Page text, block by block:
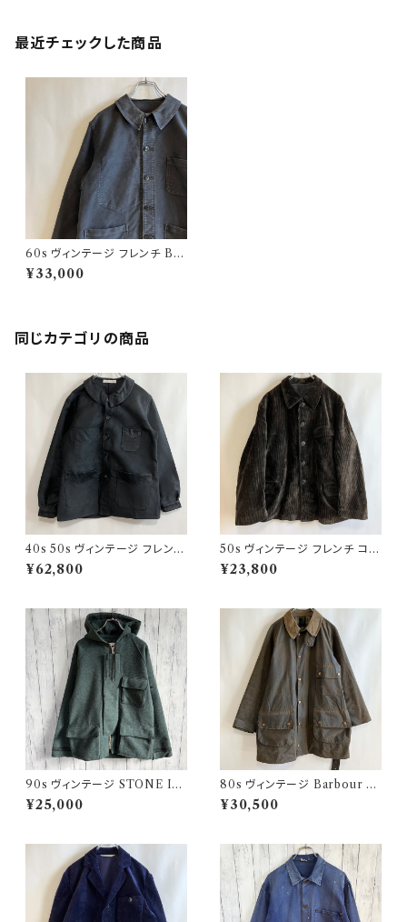
最近チェックした商品
60s ヴィンテージ フレンチ BE
AUFORT ブラックモールスキン
カバーオール ワークジャケット
¥33,000
同じカテゴリの商品
40s 50s ヴィンテージ フレンチ
Vポケ ブラックモールスキンジャ
ケット カバーオール
¥62,800
50s ヴィンテージ フレンチ コー
デュロイジャケット ビンテージ
ファーマーズジャケット
¥23,800
90s ヴィンテージ STONE ISL
AND ウールジャケット ストーン
アイランド グリーンエッジ
¥25,000
80s ヴィンテージ Barbour 2
ワラント ソルウェイジッパー Sol
way Zipper オイルドジャケット
¥30,500